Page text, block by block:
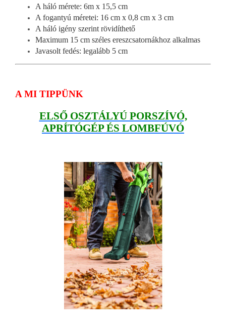
A háló mérete: 6m x 15,5 cm
A fogantyú méretei: 16 cm x 0,8 cm x 3 cm
A háló igény szerint rövidíthető
Maximum 15 cm széles ereszcsatornákhoz alkalmas
Javasolt fedés: legalább 5 cm
A MI TIPPÜNK
ELSŐ OSZTÁLYÚ PORSZÍVÓ,
APRÍTÓGÉP ÉS LOMBFÚVÓ